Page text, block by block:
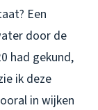
Een
door de
had gekund,
ik deze
in wijken